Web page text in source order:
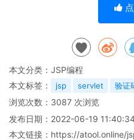
本文分类： JSP编程
本文标签：
jsp servlet 验证
浏览次数： 3087 次浏览
发布日期：2022-06-19
本文链接： https://atool.online/